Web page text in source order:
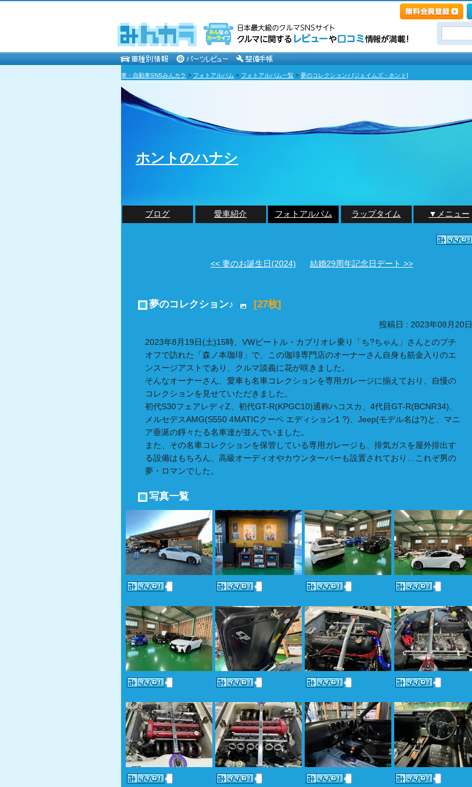
車・自動車SNSみんカラ > フォトアルバム > フォトアルバム一覧 > 夢のコレクション♪ [ジェイムズ・ホント]
ホントのハナシ
ブログ 愛車紹介 フォトアルバム ラップタイム ▼メニュー
<< 妻のお誕生日(2024) 結婚29周年記念日デート >>
夢のコレクション♪ [27枚]
投稿日 : 2023年08月20日
2023年8月19日(土)15時、VWビートル・カブリオレ乗り「ち?ちゃん」さんとのプチ
オフで訪れた「森ノ本珈琲」で、この珈琲専門店のオーナーさん自身も筋金入りのエ
ンスージアストであり、クルマ談義に花が咲きました。
そんなオーナーさん、愛車も名車コレクションを専用ガレージに揃えており、自慢の
コレクションを見せていただきました。
初代S30フェアレディZ、初代GT-R(KPGC10)通称ハコスカ、4代目GT-R(BCNR34)、
メルセデスAMG(S550 4MATICクーペ エディション1 ?)、Jeep(モデル名は?)と、マニ
ア垂涎の錚々たる名車達が並んでいました。
また、その名車コレクションを保管している専用ガレージも、排気ガスを屋外排出す
る設備はもちろん、高級オーディオやカウンターバーも設置されており…これぞ男の
夢・ロマンでした。
写真一覧